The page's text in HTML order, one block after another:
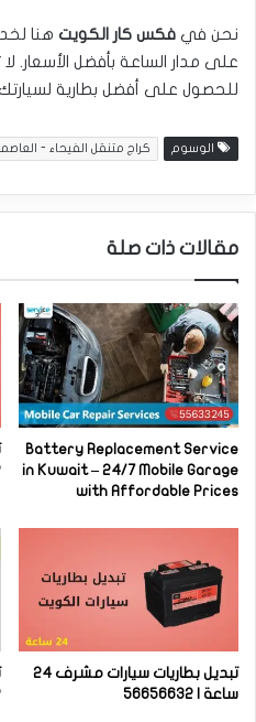
نحن في فكس كار الكويت هنا
على مدار الساعة بأفضل الأسعار. لا
للحصول على أفضل بطارية لسيارتك
الوسوم كراج متنقل الفيحاء -
مقالات ذات صلة
Battery Replacement Service
in Kuwait – 24/7 Mobile Garage
with Affordable Prices
تبديل بطاريات سيارات مشرف 24
ساعة | 56656632